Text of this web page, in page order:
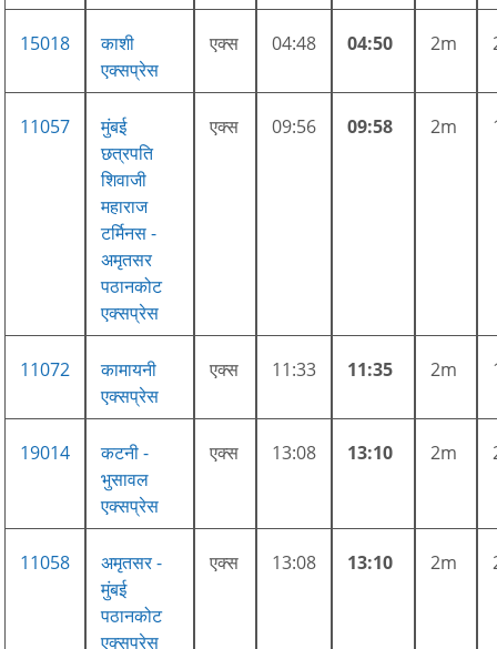
15018
काशी
एक्सप्रेस
एक्स 04:48 04:50 2m
11057
मुंबई
छत्रपति
शिवाजी
महाराज
टर्मिनस -
अमृतसर
पठानकोट
एक्सप्रेस
एक्स 09:56 09:58 2m
11072
कामायनी
एक्सप्रेस
एक्स 11:33 11:35 2m
19014
कटनी -
भुसावल
एक्सप्रेस
एक्स 13:08 13:10 2m
11058
अमृतसर -
मुंबई
पठानकोट
एक्सप्रेस
एक्स 13:08 13:10 2m